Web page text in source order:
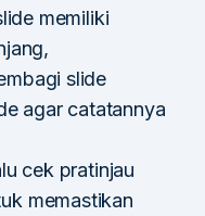
memiliki
slide
agar catatannya
cek pratinjau
memastikan